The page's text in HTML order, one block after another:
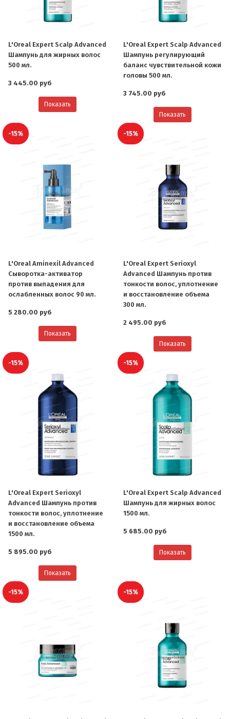
L'Oreal Expert Scalp Advanced
Шампунь для жирных волос
500 мл.
3 445.00 руб
Показать
L'Oreal Expert Scalp Advanced
Шампунь регулирующий
баланс чувствительной кожи
головы 500 мл.
3 745.00 руб
Показать
-15%
L'Oreal Aminexil Advanced
Cыворотка-активатор
против выпадения для
ослабленных волос 90 мл.
5 280.00 руб
Показать
-15%
L'Oreal Expert Serioxyl
Advanced Шампунь против
тонкости волос, уплотнение
и восстановление объема
300 мл.
2 495.00 руб
Показать
-15%
L'Oreal Expert Serioxyl
Advanced Шампунь против
тонкости волос, уплотнение
и восстановление объема
1500 мл.
5 895.00 руб
Показать
-15%
L'Oreal Expert Scalp Advanced
Шампунь для жирных волос
1500 мл.
5 685.00 руб
Показать
-15% -15%